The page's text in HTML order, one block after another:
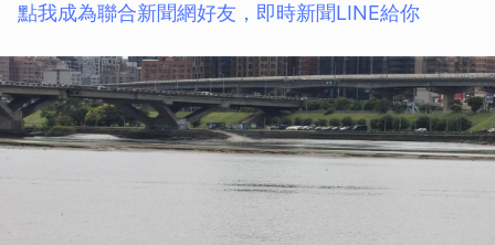
點我成為聯合新聞網好友，即時新聞LINE給你